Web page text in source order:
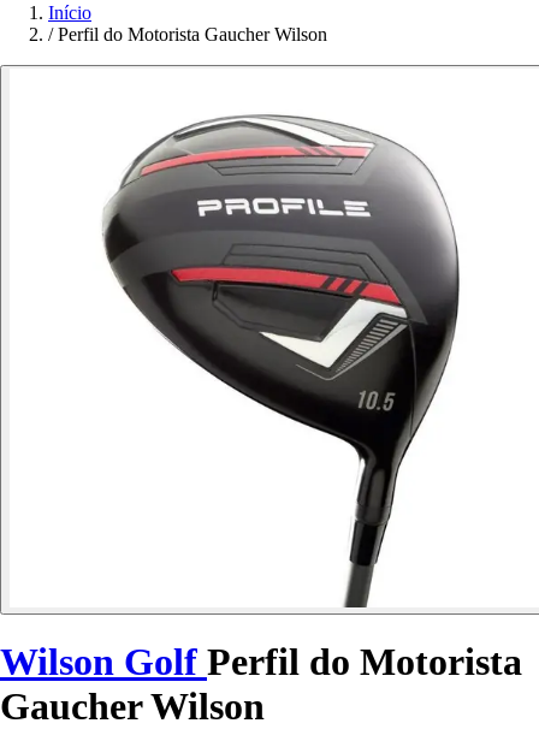
Início
/ Perfil do Motorista Gaucher Wilson
Wilson Golf Perfil do Motorista
Gaucher Wilson